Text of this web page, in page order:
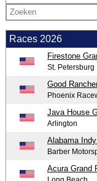
Races 2026
Firestone
St. Petersburg
Good
Phoenix
Java House
Arlington
Alabama
Barber
Acura Grand